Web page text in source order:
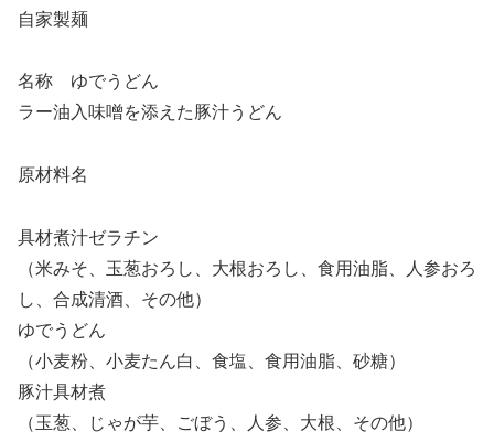
自家製麺
名称 ゆでうどん
ラー油入味噌を添えた豚汁うどん
原材料名
具材煮汁ゼラチン
（米みそ、玉葱おろし、大根おろし、食用油脂、人参おろ
し、合成清酒、その他）
ゆでうどん
（小麦粉、小麦たん白、食塩、食用油脂、砂糖）
豚汁具材煮
（玉葱、じゃが芋、ごぼう、人参、大根、その他）